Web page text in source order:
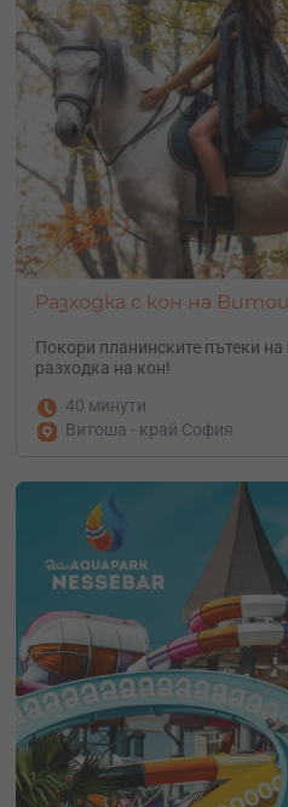
Разходка с кон на
Покори планинските пътеки
разходка на кон!
40 минути
Витоша - край София